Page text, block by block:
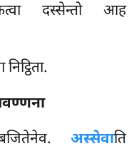
दस्सेन्तो आह
अस्सेवाति